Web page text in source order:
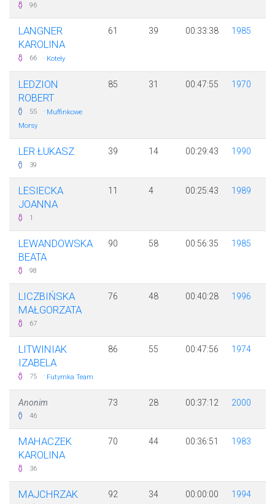
96
LANGNER
KAROLINA
66 · Koteły
61 39 00:33:38 1985
LEDZION
ROBERT
55 · Muffinkowe
Morsy
85 31 00:47:55 1970
LER ŁUKASZ
39
39 14 00:29:43 1990
LESIECKA
JOANNA
1
11 4 00:25:43 1989
LEWANDOWSKA
BEATA
98
90 58 00:56:35 1985
LICZBIŃSKA
MAŁGORZATA
67
76 48 00:40:28 1996
LITWINIAK
IZABELA
75 · Futymka Team
86 55 00:47:56 1974
Anonim
46
73 28 00:37:12 2000
MAHACZEK
KAROLINA
36
70 44 00:36:51 1983
MAJCHRZAK
92 34 00:00:00 1994